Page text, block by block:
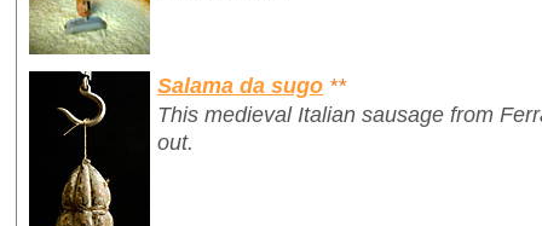
Salama da sugo **
This medieval Italian sausage from
out.